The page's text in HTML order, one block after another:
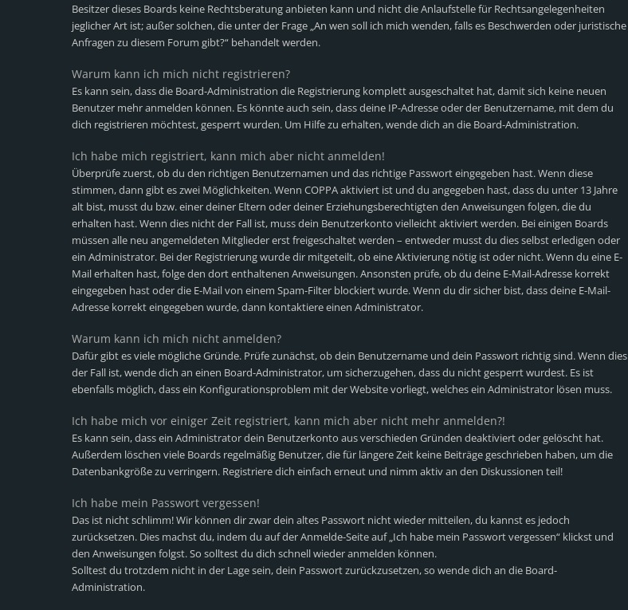
Besitzer dieses Boards keine Rechtsberatung anbieten kann und nicht die Anlaufstelle für Rechtsangelegenheiten
jeglicher Art ist; außer solchen, die unter der Frage „An wen soll ich mich wenden, falls es Beschwerden oder juristische
Anfragen zu diesem Forum gibt?“ behandelt werden.
Warum kann ich mich nicht registrieren?
Es kann sein, dass die Board-Administration die Registrierung komplett ausgeschaltet hat, damit sich keine neuen
Benutzer mehr anmelden können. Es könnte auch sein, dass deine IP-Adresse oder der Benutzername, mit dem du
dich registrieren möchtest, gesperrt wurden. Um Hilfe zu erhalten, wende dich an die Board-Administration.
Ich habe mich registriert, kann mich aber nicht anmelden!
Überprüfe zuerst, ob du den richtigen Benutzernamen und das richtige Passwort eingegeben hast. Wenn diese
stimmen, dann gibt es zwei Möglichkeiten. Wenn COPPAaktiviert ist und du angegeben hast, dass du unter 13 Jahre
alt bist, musst du bzw. einer deiner Eltern oder deiner Erziehungsberechtigten den Anweisungen folgen, die du
erhalten hast. Wenn dies nicht der Fall ist, muss dein Benutzerkonto vielleicht aktiviert werden. Bei einigen Boards
müssen alle neu angemeldeten Mitglieder erst freigeschaltet werden – entweder musst du dies selbst erledigen oder
ein Administrator. Bei der Registrierung wurde dir mitgeteilt, ob eine Aktivierung nötig ist oder nicht. Wenn du eine E-
Mail erhalten hast, folge den dort enthaltenen Anweisungen. Ansonsten prüfe, ob du deine E-Mail-Adresse korrekt
eingegeben hast oder die E-Mail von einem Spam-Filter blockiert wurde. Wenn du dir sicher bist, dass deine E-Mail-
Adresse korrekt eingegeben wurde, dann kontaktiere einen Administrator.
Warum kann ich mich nicht anmelden?
Dafür gibt es viele mögliche Gründe. Prüfe zunächst, ob dein Benutzername und dein Passwort richtig sind. Wenn dies
der Fall ist, wende dich an einen Board-Administrator, um sicherzugehen, dass du nicht gesperrt wurdest. Es ist
ebenfalls möglich, dass ein Konfigurationsproblem mit der Website vorliegt, welches ein Administrator lösen muss.
Ich habe mich vor einiger Zeit registriert, kann mich aber nicht mehr anmelden?!
Es kann sein, dass ein Administrator dein Benutzerkonto aus verschieden Gründen deaktiviert oder gelöscht hat.
Außerdem löschen viele Boards regelmäßig Benutzer, die für längere Zeit keine Beiträge geschrieben haben, um die
Datenbankgröße zu verringern. Registriere dich einfach erneut und nimm aktiv an den Diskussionen teil!
Ich habe mein Passwort vergessen!
Das ist nicht schlimm! Wir können dir zwar dein altes Passwort nicht wieder mitteilen, du kannst es jedoch
zurücksetzen. Dies machst du, indem du auf der Anmelde-Seite auf „Ich habe mein Passwort vergessen“ klickst und
den Anweisungen folgst. So solltest du dich schnell wieder anmelden können.
Solltest du trotzdem nicht in der Lage sein, dein Passwort zurückzusetzen, so wende dich an die Board-
Administration.